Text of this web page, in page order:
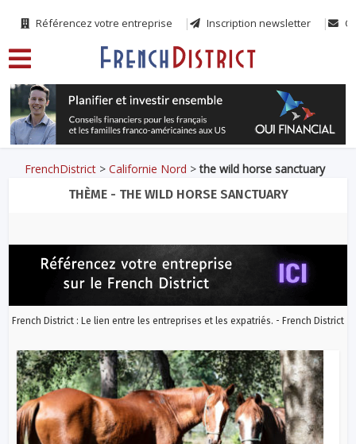
Référencez votre entreprise Inscription newsletter
FrenchDistrict >Californie Nord >the wild horse sanctuary
THÈME - THE WILD HORSE SANCTUARY
French District : Le lien entre les entreprises et les expatriés. - French District